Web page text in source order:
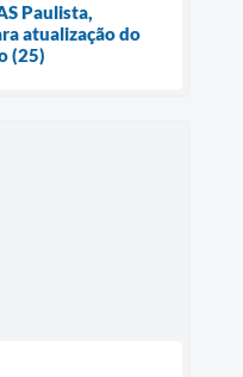
Paulista,
atualização do
(25)